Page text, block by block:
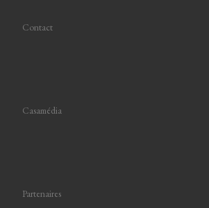
Contact
Casamédia
Partenaires